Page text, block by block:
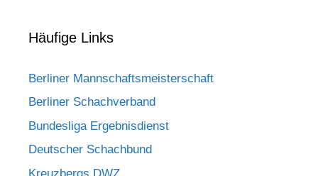
Häufige Links
Berliner Mannschaftsmeisterschaft
Berliner Schachverband
Bundesliga Ergebnisdienst
Deutscher Schachbund
Kreuzbergs DWZ